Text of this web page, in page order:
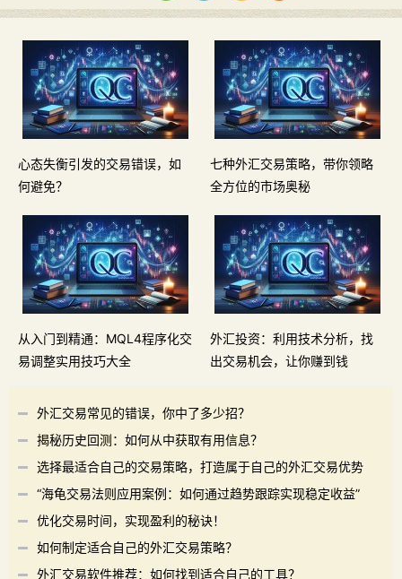
心态失衡引发的交易错误，如
何避免？
七种外汇交易策略，带你领略
全方位的市场奥秘
从入门到精通：MQL4程序化交
易调整实用技巧大全
外汇投资：利用技术分析，找
出交易机会，让你赚到钱
外汇交易常见的错误，你中了多少招？
揭秘历史回测：如何从中获取有用信息？
选择最适合自己的交易策略，打造属于自己的外汇交易优势
“海龟交易法则应用案例：如何通过趋势跟踪实现稳定收益”
优化交易时间，实现盈利的秘诀！
如何制定适合自己的外汇交易策略？
外汇交易软件推荐：如何找到适合自己的工具？